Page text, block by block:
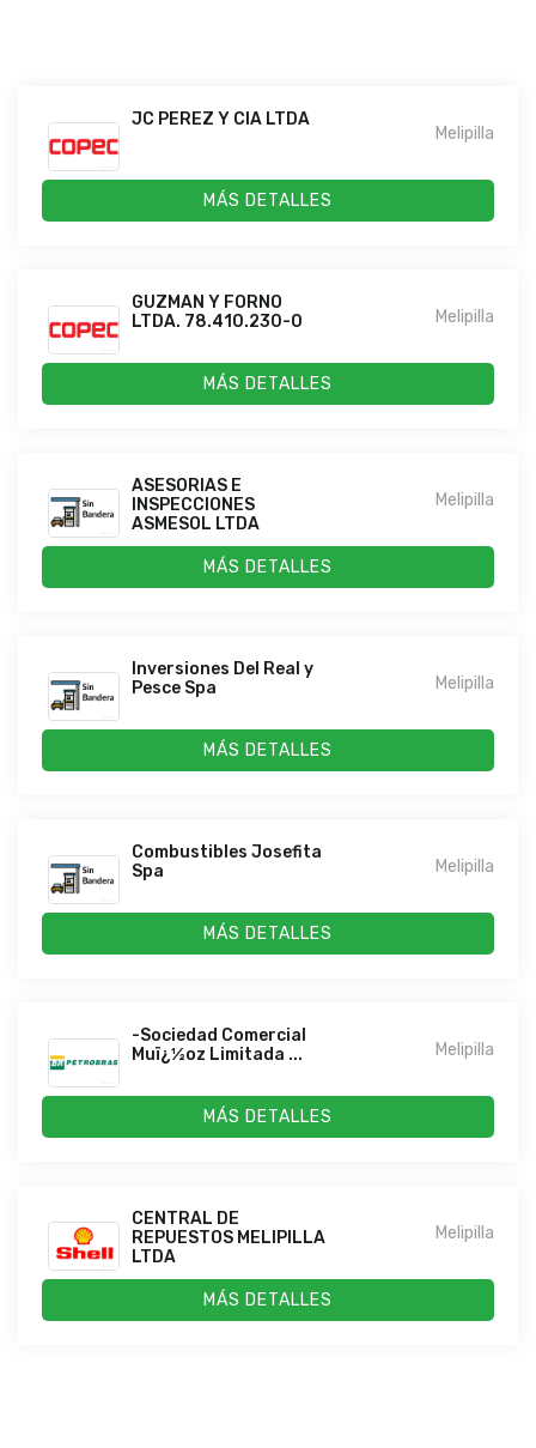
JC PEREZ Y CIA LTDA
Melipilla
MÁS DETALLES
GUZMAN Y FORNO
LTDA. 78.410.230-0
Melipilla
MÁS DETALLES
ASESORIAS E
INSPECCIONES
ASMESOL LTDA
Melipilla
MÁS DETALLES
Inversiones Del Real y
Pesce Spa
Melipilla
MÁS DETALLES
Combustibles Josefita
Spa
Melipilla
MÁS DETALLES
-Sociedad Comercial
Muï¿½oz Limitada ...
Melipilla
MÁS DETALLES
CENTRAL DE
REPUESTOS MELIPILLA
LTDA
Melipilla
MÁS DETALLES